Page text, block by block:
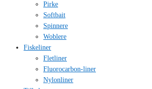
Pirke
Softbait
Spinnere
Woblere
Fiskeliner
Fletliner
Fluorocarbon-liner
Nylonliner